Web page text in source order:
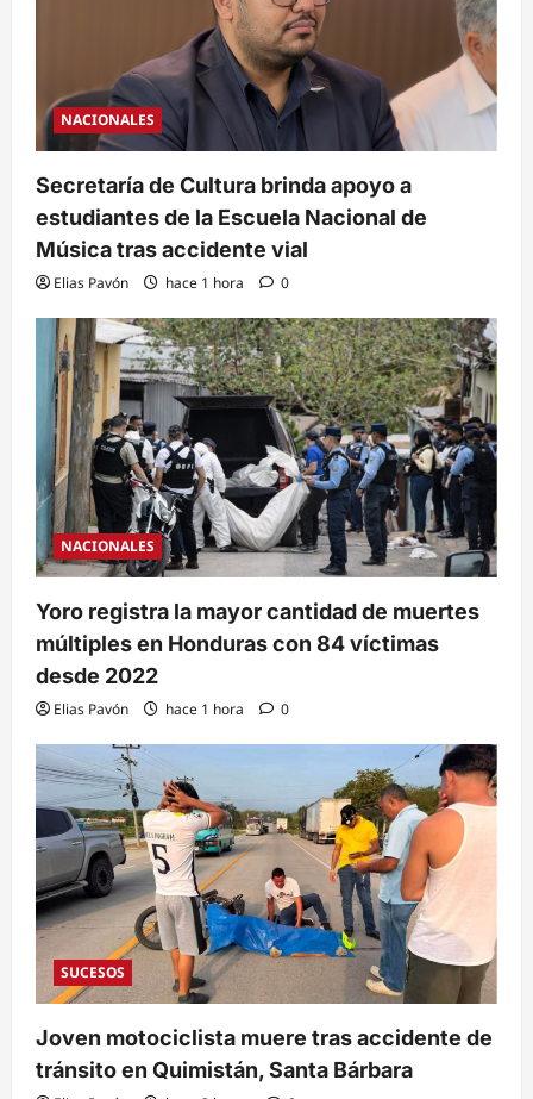
NACIONALES
Secretaría de Cultura brinda apoyo a
estudiantes de la Escuela Nacional de
Música tras accidente vial
Elias Pavón hace 1 hora 0
NACIONALES
Yoro registra la mayor cantidad de muertes
múltiples en Honduras con 84 víctimas
desde 2022
Elias Pavón hace 1 hora 0
SUCESOS
Joven motociclista muere tras accidente de
tránsito en Quimistán, Santa Bárbara